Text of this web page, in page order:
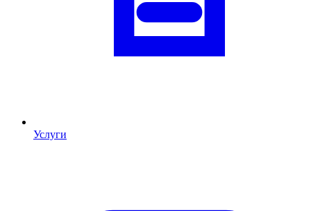
Услуги